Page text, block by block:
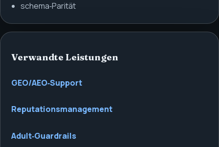
schema‑Parität
Verwandte Leistungen
GEO/AEO‑Support
Reputationsmanagement
Adult‑Guardrails